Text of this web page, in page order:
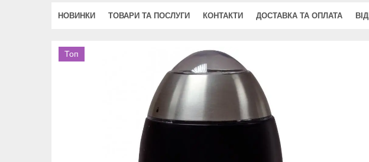
НОВИНКИ ТОВАРИ ТА ПОСЛУГИ КОНТАКТИ ДОСТАВКА ТА ОПЛАТА
Топ